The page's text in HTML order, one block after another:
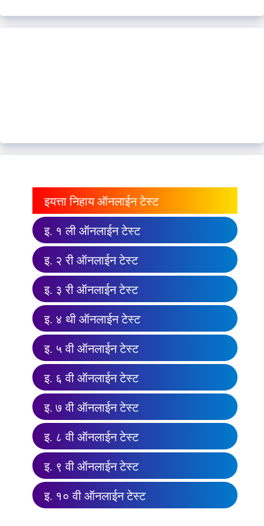
इयत्ता निहाय ऑनलाईन टेस्ट
इ. १ ली ऑनलाईन टेस्ट
इ. २ री ऑनलाईन टेस्ट
इ. ३ री ऑनलाईन टेस्ट
इ. ४ थी ऑनलाईन टेस्ट
इ. ५ वी ऑनलाईन टेस्ट
इ. ६ वी ऑनलाईन टेस्ट
इ. ७ वी ऑनलाईन टेस्ट
इ. ८ वी ऑनलाईन टेस्ट
इ. ९ वी ऑनलाईन टेस्ट
इ. १० वी ऑनलाईन टेस्ट